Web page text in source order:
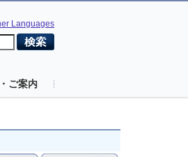
Languages
ご案内